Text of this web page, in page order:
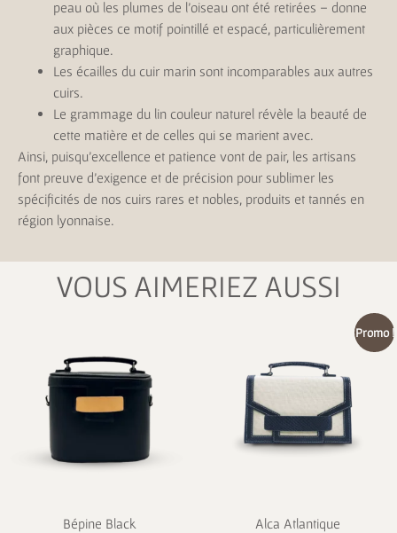
peau où les plumes de l’oiseau ont été retirées – donne
aux pièces ce motif pointillé et espacé, particulièrement
graphique.
Les écailles du cuir marin sont incomparables aux autres
cuirs.
Le grammage du lin couleur naturel révèle la beauté de
cette matière et de celles qui se marient avec.
Ainsi, puisqu’excellence et patience vont de pair, les artisans
font preuve d’exigence et de précision pour sublimer les
spécificités de nos cuirs rares et nobles, produits et tannés en
région lyonnaise.
VOUS AIMERIEZ AUSSI
Bépine Black
Promo !
Alca Atlantique